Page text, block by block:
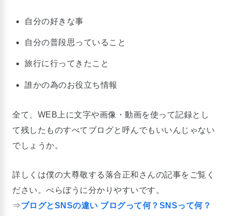
自分の好きな事
自分の普段思っていること
旅行に行ってきたこと
誰かの為のお役立ち情報
全て、WEB上に文字や画像・動画を使って記録とし
て残したものすべてブログと呼んでもいいんじゃない
でしょうか。
詳しくは僕の大尊敬する落合正和さんの記事をご覧く
ださい。べらぼうに分かりやすいです。
⇒ブログとSNSの違い ブログって何？SNSって何？